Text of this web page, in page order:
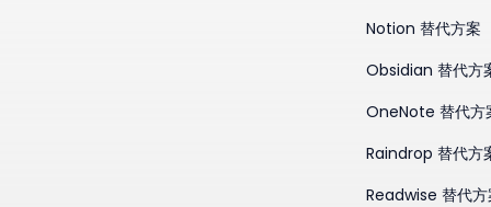
Notion 替代方案
Obsidian 替代方
OneNote 替代方
Raindrop 替代方
Readwise 替代